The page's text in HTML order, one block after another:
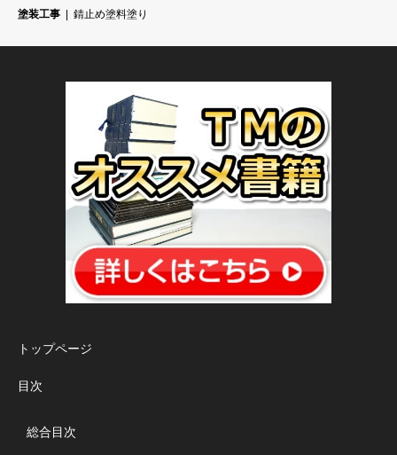
塗装工事
錆止め塗料塗り
トップページ
目次
総合目次